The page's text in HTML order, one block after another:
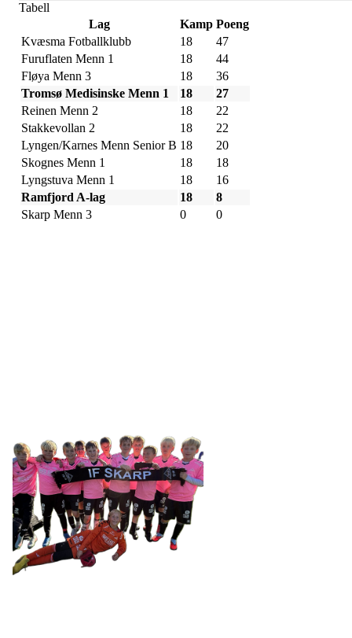
Tabell
Lag
Kamp Poeng
Kvæsma Fotballklubb
18
47
Furuflaten Menn 1
18
44
Fløya Menn 3
18
36
Tromsø Medisinske Menn 1
18
27
Reinen Menn 2
18
22
Stakkevollan 2
18
22
Lyngen/Karnes Menn Senior B 18
20
Skognes Menn 1
18
18
Lyngstuva Menn 1
18
16
Ramfjord A-lag
18
8
Skarp Menn 3
0 0